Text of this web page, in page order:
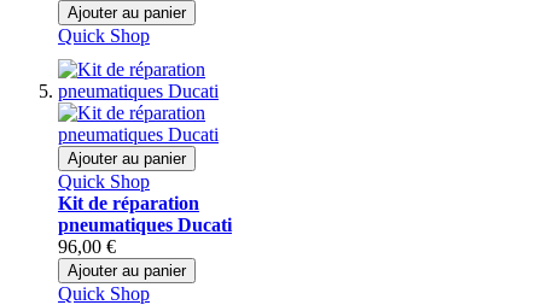
Ajouter au panier
Quick Shop
Ajouter au panier
Quick Shop
Kit de réparation
pneumatiques Ducati
96,00 €
Ajouter au panier
Quick Shop